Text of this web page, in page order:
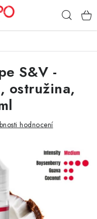
S&V -
ostružina,
hodnocení